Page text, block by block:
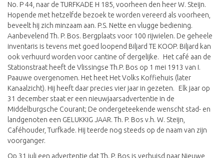
No. P 44, naar de TURFKADE H 185, voorheen den heer W. Steijn.
Hopende met hetzelfde bezoek te worden vereerd als voorheen,
beveelt hij zich minzaam aan. P.S. Nette en vlugge bediening.
Aanbevelend Th. P. Bos. Bergplaats voor 100 rijwielen. De geheele
inventaris is tevens met goed loopend Biljard TE KOOP. Biljard kan
ook verhuurd worden voor cantine of dergelijke. Het café aan de
Stationstraat heeft de Vlissingse Th.P. Bos op 1 mei 1913 van I.
Paauwe overgenomen. Het heet Het Volks Koffiehuis (later
Kanaalzicht). Hij heeft daar precies vier jaar in gezeten. Elk jaar op
31 december staat er een nieuwjaarsadvertentie in de
Middelburgsche Courant; De ondergeteekende wenscht stad- en
landgenoten een GELUKKIG JAAR. Th. P. Bos v.h. W. Steijn,
Caféhouder, Turfkade. Hij teerde nog steeds op de naam van zijn
voorganger.
Op 31 juli een advertentie dat Th. P. Bos is verhuisd naar Nieuwe